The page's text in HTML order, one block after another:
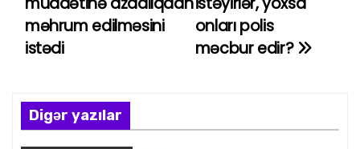
z
n
a
onları polis
məcbur edir?
məhrum edilməsini
istədi
Digər yazılar